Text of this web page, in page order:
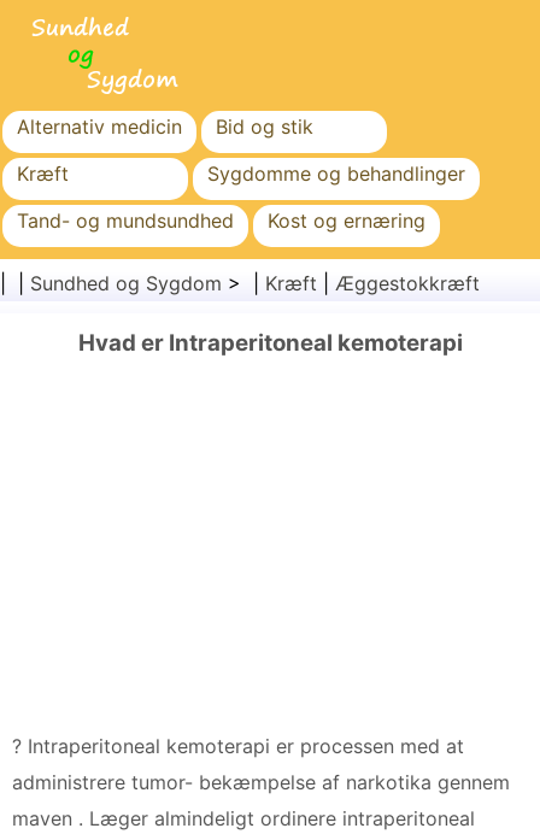
Alternativ medicin
Bid og stik
Kræft
Sygdomme og behandlinger
Tand- og mundsundhed
Kost og ernæring
Familiesundhed
Sundhedssektoren
Sundhed og Sygdom > | Kræft Æggestokkræft
Hvad er Intraperitoneal kemoterapi
? Intraperitoneal kemoterapi er processen med at
administrere tumor- bekæmpelse af narkotika gennem
maven . Læger almindeligt ordinere intraperitoneal